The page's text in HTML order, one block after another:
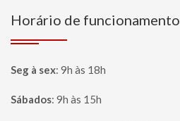
Horário de funcionamento
Seg à sex: 9h às 18h
Sábados: 9h às 15h